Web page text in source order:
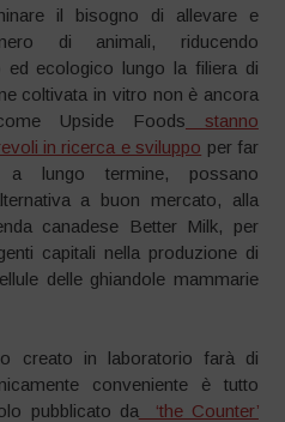
il bisogno di allevare e
di animali, riducendo
ed ecologico lungo la filiera di
coltivata in vitro non è ancora
Upside Foods stanno
in ricerca e sviluppo per far
lungo termine, possano
a buon mercato, alla
canadese Better Milk, per
capitali nella produzione di
delle ghiandole mammarie
creato in laboratorio farà di
conveniente è tutto
pubblicato da ‘the Counter’